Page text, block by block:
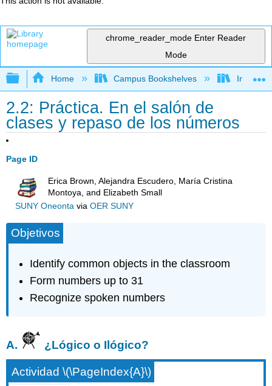
chrome_reader_mode Enter Reader
Mode
Expand/collapse global hierarchy
Home Campus Bookshelves Imperial
2.2: Práctica. En el salón de
clases y repaso de los números
Page ID
Erica Brown, Alejandra Escudero, María Cristina
Montoya, and Elizabeth Small
SUNY Oneontavia OER SUNY
Objetivos
Identify common objects in the classroom
Form numbers up to 31
Recognize spoken numbers
A. ¿Lógico o Ilógico?
Actividad \(\PageIndex{A}\)